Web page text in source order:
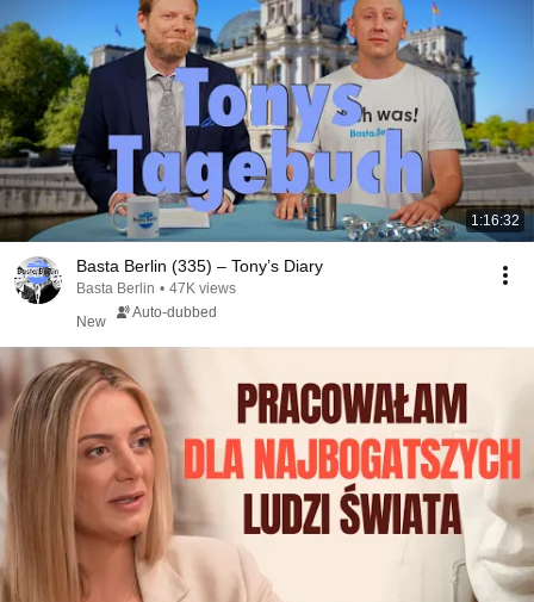
1:16:32
Basta Berlin (335) – Tony’s Diary
Basta Berlin • 47K views
New
Auto-dubbed